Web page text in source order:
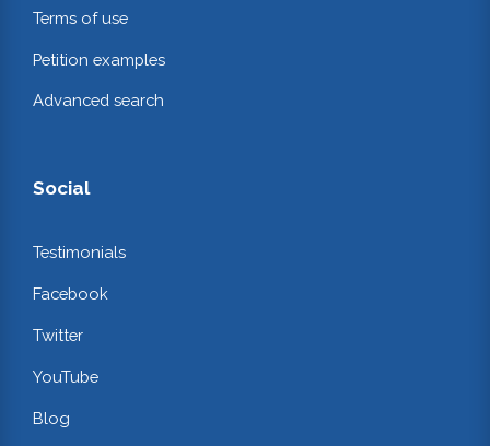
Terms of use
Petition examples
Advanced search
Social
Testimonials
Facebook
Twitter
YouTube
Blog